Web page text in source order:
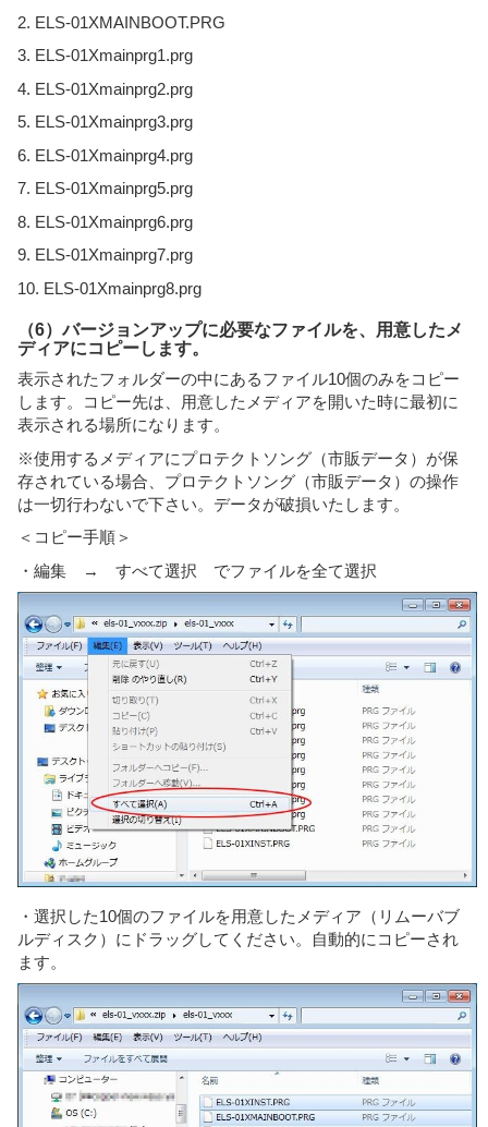
2. ELS-01XMAINBOOT.PRG
3. ELS-01Xmainprg1.prg
4. ELS-01Xmainprg2.prg
5. ELS-01Xmainprg3.prg
6. ELS-01Xmainprg4.prg
7. ELS-01Xmainprg5.prg
8. ELS-01Xmainprg6.prg
9. ELS-01Xmainprg7.prg
10. ELS-01Xmainprg8.prg
（6）バージョンアップに必要なファイルを、用意したメ
ディアにコピーします。
表示されたフォルダーの中にあるファイル10個のみをコピー
します。コピー先は、用意したメディアを開いた時に最初に
表示される場所になります。
※使用するメディアにプロテクトソング（市販データ）が保
存されている場合、プロテクトソング（市販データ）の操作
は一切行わないで下さい。データが破損いたします。
＜コピー手順＞
・編集 → すべて選択 でファイルを全て選択
・選択した10個のファイルを用意したメディア（リムーバブ
ルディスク）にドラッグしてください。自動的にコピーされ
ます。